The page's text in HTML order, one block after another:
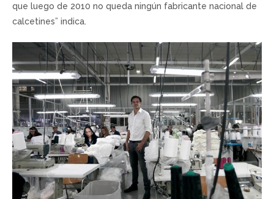
que luego de 2010 no queda ningún fabricante nacional de
calcetines” indica.